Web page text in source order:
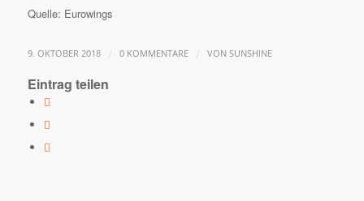
Quelle: Eurowings
9. OKTOBER 2018 / 0 KOMMENTARE / VON SUNSHINE
Eintrag teilen